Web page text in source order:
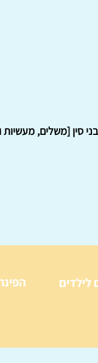
סין [משלים,
לילדים